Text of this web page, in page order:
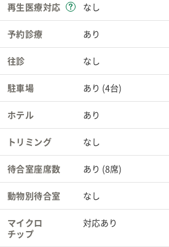
再生医療対応 なし
予約診療 あり
往診 なし
駐車場 あり (4台)
ホテル あり
トリミング なし
待合室座席数 あり (8席)
動物別待合室 なし
マイクロ
チップ
対応あり